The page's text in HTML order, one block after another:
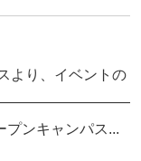
より、イベントの
ら↓——————————
プンキャンパス...